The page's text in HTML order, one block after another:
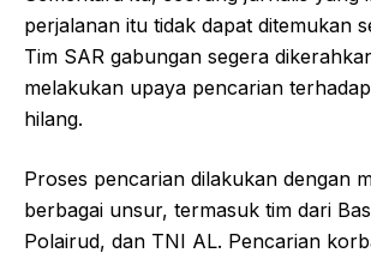
perjalanan itu tidak dapat ditemukan
Tim SAR gabungan segera
melakukan upaya pencarian
hilang.
Proses pencarian dilakukan dengan
berbagai unsur, termasuk tim dari
Polairud, dan TNI AL. Pencarian